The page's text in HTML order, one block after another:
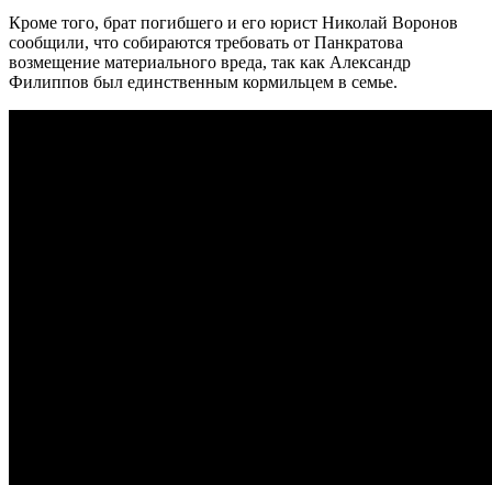
Кроме того, брат погибшего и его юрист Николай Воронов
сообщили, что собираются требовать от Панкратова
возмещение материального вреда, так как Александр
Филиппов был единственным кормильцем в семье.